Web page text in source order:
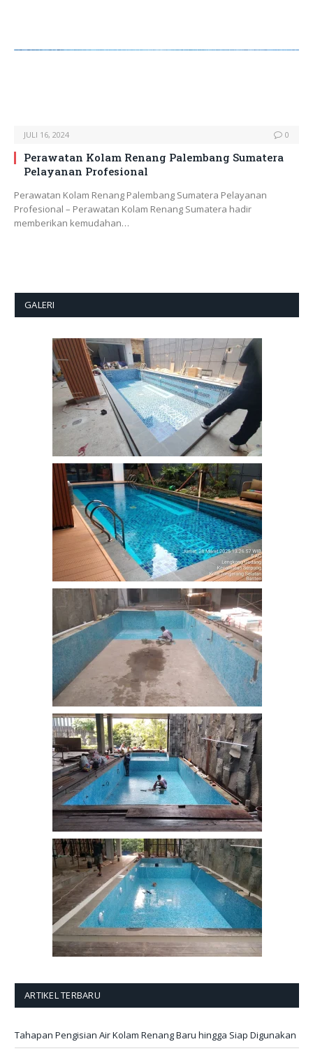
JULI 16, 2024 0
Perawatan Kolam Renang Palembang Sumatera
Pelayanan Profesional
Perawatan Kolam Renang Palembang Sumatera Pelayanan
Profesional – Perawatan Kolam Renang Sumatera hadir
memberikan kemudahan…
GALERI
ARTIKEL TERBARU
Tahapan Pengisian Air Kolam Renang Baru hingga Siap Digunakan